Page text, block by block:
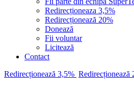
Redirecționeaza 3,5%
Redirecționează 20%
Donează
Fii voluntar
Licitează
Contact
Redirecționează 3,5% Redirecționează